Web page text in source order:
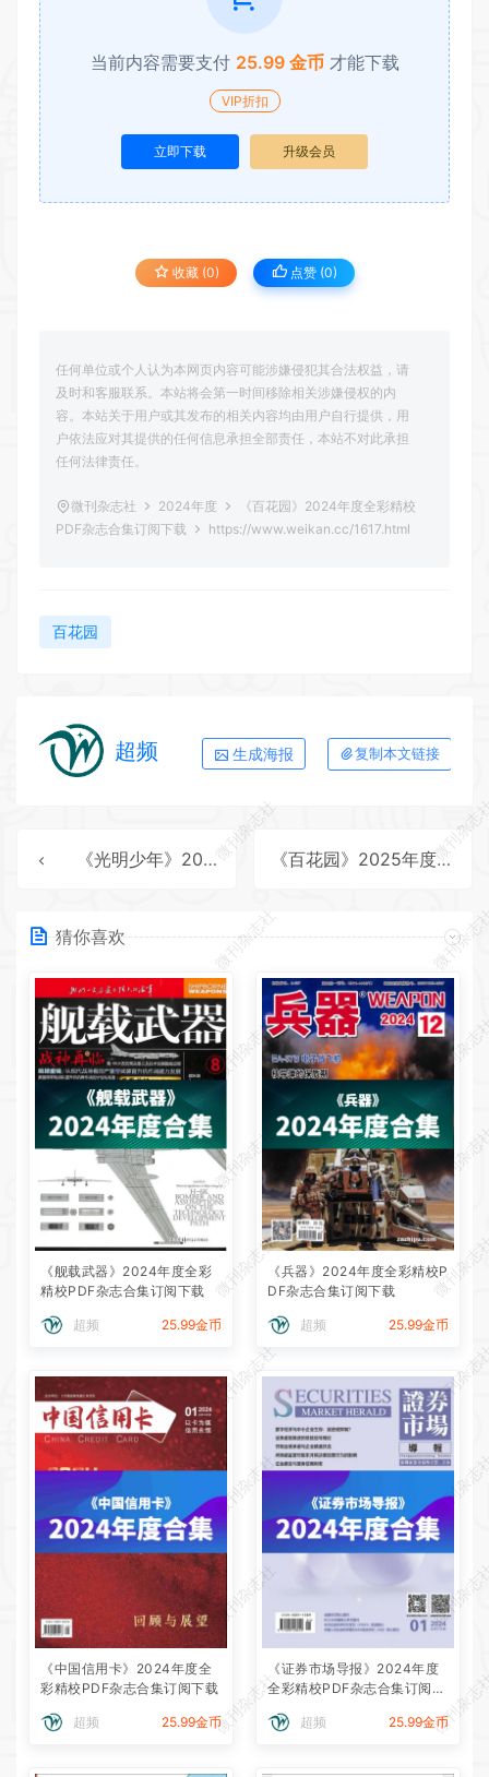
当前内容需要支付 25.99 金币 才能下载
VIP折扣
立即下载 升级会员
收藏 (0) 点赞 (0)
任何单位或个人认为本网页内容可能涉嫌侵犯其合法权益，请
及时和客服联系。本站将会第一时间移除相关涉嫌侵权的内
容。本站关于用户或其发布的相关内容均由用户自行提供，用
户依法应对其提供的任何信息承担全部责任，本站不对此承担
任何法律责任。
微刊杂志社 2024年度
《百花园》2024年度全彩精校
PDF杂志合集订阅下载
https://www.weikan.cc/1617.html
百花园
超频 生成海报 复制本文链接
《光明少年》2025年度全彩精校PDF杂志合集订阅下载 《百花园》2025年度全彩精校PDF杂志合集订阅下载
猜你喜欢
《舰载武器》2024年度全彩
精校PDF杂志合集订阅下载
超频 25.99金币
《兵器》2024年度全彩精校P
DF杂志合集订阅下载
超频 25.99金币
《中国信用卡》2024年度全
彩精校PDF杂志合集订阅下载
超频 25.99金币
《证券市场导报》2024年度
全彩精校PDF杂志合集订阅下
超频
25.99金币
微刊杂志社
微刊杂
微刊杂志社
微刊杂
微刊杂志社
微刊杂
微刊杂志社
微刊杂
微刊杂志社
微刊杂
微刊杂志社
微刊杂
微刊杂志社
微刊杂
微刊杂志社
微刊杂
微刊杂志社
微刊杂